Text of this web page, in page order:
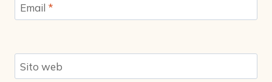
Email *
Sito web